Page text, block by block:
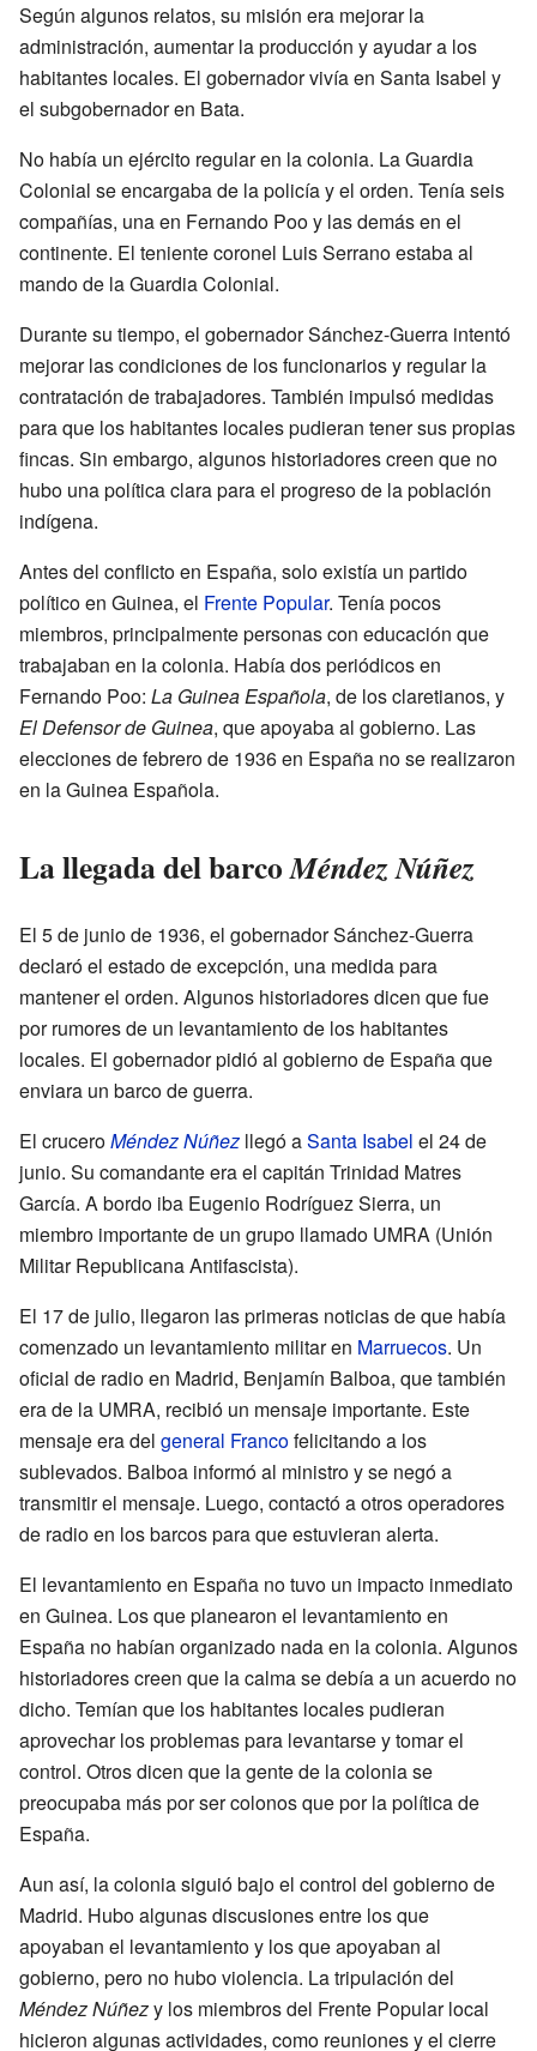
Según algunos relatos, su misión era mejorar la
administración, aumentar la producción y ayudar a los
habitantes locales. El gobernador vivía en Santa Isabel y
el subgobernador en Bata.
No había un ejército regular en la colonia. La Guardia
Colonial se encargaba de la policía y el orden. Tenía seis
compañías, una en Fernando Poo y las demás en el
continente. El teniente coronel Luis Serrano estaba al
mando de la Guardia Colonial.
Durante su tiempo, el gobernador Sánchez-Guerra intentó
mejorar las condiciones de los funcionarios y regular la
contratación de trabajadores. También impulsó medidas
para que los habitantes locales pudieran tener sus propias
fincas. Sin embargo, algunos historiadores creen que no
hubo una política clara para el progreso de la población
indígena.
Antes del conflicto en España, solo existía un partido
político en Guinea, el Frente Popular. Tenía pocos
miembros, principalmente personas con educación que
trabajaban en la colonia. Había dos periódicos en
Fernando Poo: La Guinea Española, de los claretianos, y
El Defensor de Guinea, que apoyaba al gobierno. Las
elecciones de febrero de 1936 en España no se realizaron
en la Guinea Española.
La llegada del barcoMéndez Núñez
El 5 de junio de 1936, el gobernador Sánchez-Guerra
declaró el estado de excepción, una medida para
mantener el orden. Algunos historiadores dicen que fue
por rumores de un levantamiento de los habitantes
locales. El gobernador pidió al gobierno de España que
enviara un barco de guerra.
El cruceroMéndez Núñez llegó aSanta Isabel el 24 de
junio. Su comandante era el capitán Trinidad Matres
García. A bordo iba Eugenio Rodríguez Sierra, un
miembro importante de un grupo llamado UMRA (Unión
Militar Republicana Antifascista).
El 17 de julio, llegaron las primeras noticias de que había
comenzado un levantamiento militar en Marruecos. Un
oficial de radio en Madrid, Benjamín Balboa, que también
era de la UMRA, recibió un mensaje importante. Este
mensaje era del general Francofelicitando a los
sublevados. Balboa informó al ministro y se negó a
transmitir el mensaje. Luego, contactó a otros operadores
de radio en los barcos para que estuvieran alerta.
El levantamiento en España no tuvo un impacto inmediato
en Guinea. Los que planearon el levantamiento en
España no habían organizado nada en la colonia. Algunos
historiadores creen que la calma se debía a un acuerdo no
dicho. Temían que los habitantes locales pudieran
aprovechar los problemas para levantarse y tomar el
control. Otros dicen que la gente de la colonia se
preocupaba más por ser colonos que por la política de
España.
Aun así, la colonia siguió bajo el control del gobierno de
Madrid. Hubo algunas discusiones entre los que
apoyaban el levantamiento y los que apoyaban al
gobierno, pero no hubo violencia. La tripulación del
Méndez Núñezy los miembros del Frente Popular local
hicieron algunas actividades, como reuniones y el cierre